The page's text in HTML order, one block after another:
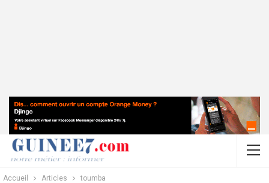
Accueil Articles toumba